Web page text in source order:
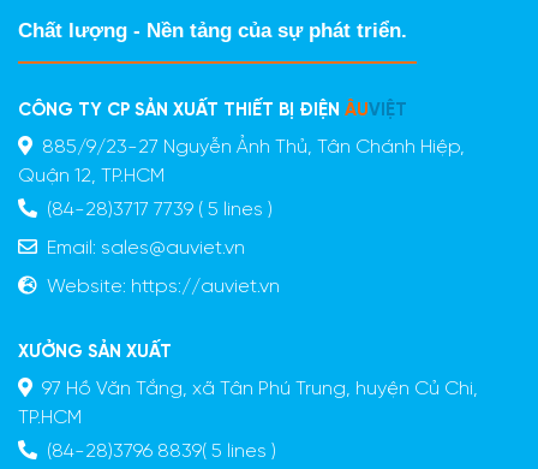
Chất lượng - Nền tảng của sự phát triển.
CÔNG TY CP SẢN XUẤT THIẾT BỊ ĐIỆN ÂUVIỆT
885/9/23-27 Nguyễn Ảnh Thủ, Tân Chánh Hiệp,
Quận 12, TP.HCM
(84-28)3717 7739 ( 5 lines )
Email: sales@auviet.vn
Website: https://auviet.vn
XƯỞNG SẢN XUẤT
97 Hồ Văn Tắng, xã Tân Phú Trung, huyện Củ Chi,
TP.HCM
(84-28)3796 8839( 5 lines )